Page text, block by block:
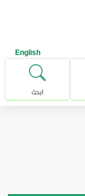
English
ابحث